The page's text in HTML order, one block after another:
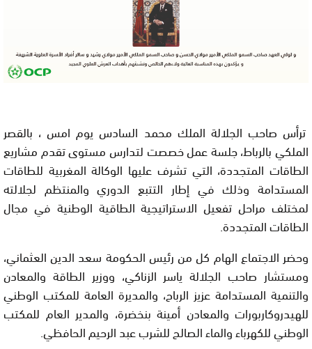
ترأس صاحب الجلالة الملك محمد السادس يوم امس ، بالقصر
الملكي بالرباط، جلسة عمل خصصت لتدارس مستوى تقدم مشاريع
الطاقات المتجددة، التي تشرف عليها الوكالة المغربية للطاقات
المستدامة وذلك في إطار التتبع الدوري والمنتظم لجلالته
لمختلف مراحل تفعيل الاستراتيجية الطاقية الوطنية في مجال
الطاقات المتجددة.
وحضر الاجتماع الهام كل من رئيس الحكومة سعد الدين العثماني،
ومستشار صاحب الجلالة ياسر الزناكي، ووزير الطاقة والمعادن
والتنمية المستدامة عزيز الرباح، والمديرة العامة للمكتب الوطني
للهيدروكاربورات والمعادن أمينة بنخضرة، والمدير العام للمكتب
الوطني للكهرباء والماء الصالح للشرب عبد الرحيم الحافظي.